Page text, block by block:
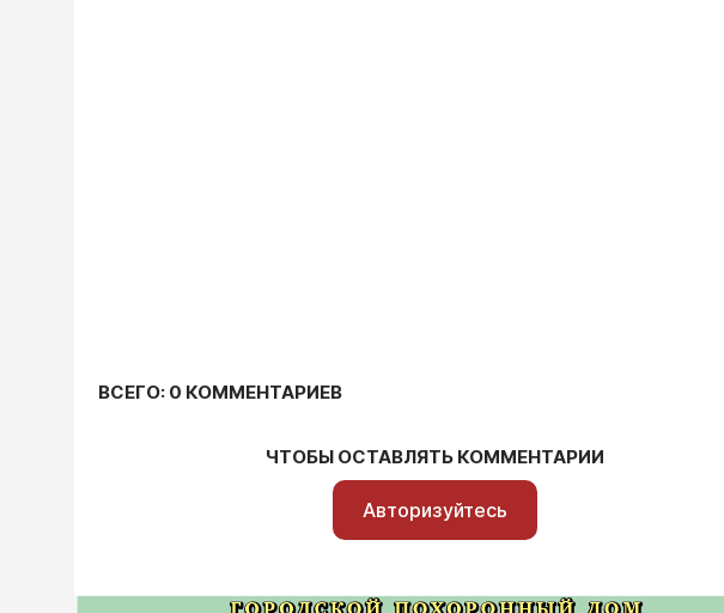
ВСЕГО: 0 КОММЕНТАРИЕВ
ЧТОБЫ ОСТАВЛЯТЬ КОММЕНТАРИИ
Авторизуйтесь